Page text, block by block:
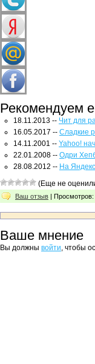
Рекомендуем
18.11.2013 -- Чит для
16.05.2017 -- Сладкие
14.11.2001 -- Yahoo!
22.01.2008 -- Одри
28.08.2012 -- На
(Еще не
Ваш отзыв | Просмотров:
Ваше мнение
Вы должны войти, чтобы